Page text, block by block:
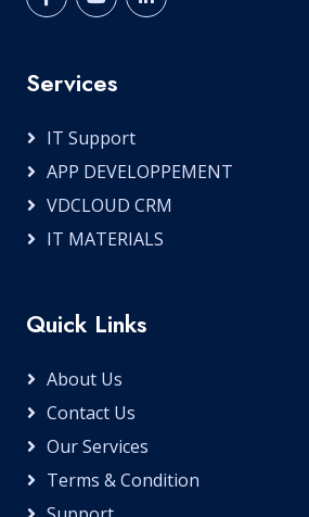
Services
IT Support
APP DEVELOPPEMENT
VDCLOUD CRM
IT MATERIALS
Quick Links
About Us
Contact Us
Our Services
Terms & Condition